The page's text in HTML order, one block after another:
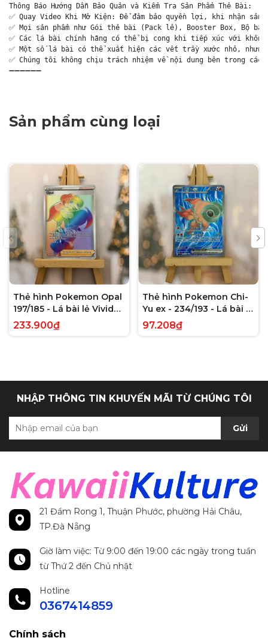
Thông Báo Hướng Dẫn Bảo Quản và Kiểm Tra Sản Phẩm Thẻ Bài:
✅ Quay Video Khi Mở Kiện: Để đảm bảo quyền lợi, khi nhận
✅ Mọi sản phẩm như Gói thẻ bài (Pack lẻ), Booster Box, Bộ
✅ Các lá bài chính hãng có thể bị cong khi tiếp xúc với
✅ Một số lá bài có thể xuất hiện các vết trầy xước nhỏ,
✅ Chúng tôi không chịu trách nhiệm về nội dung bên trong
➖➖➖➖➖➖
Sản phẩm cùng loại
Thẻ hình Pokemon Opal
197/185 - Lá bài lẻ Vivid
Voltage Hyper Rare tiếng
Anh chính hãng
233.900₫
Thẻ hình Pokemon Chi-
Yu ex - 234/193 - Lá bài lẻ
Paldea Evolved Full Art
Secret Rare tiếng Anh
97.208₫
NHẬP THÔNG TIN KHUYẾN MÃI TỪ CHÚNG TÔI
Gửi
21 Đầm Rong 1, Thuận Phước, phường Hải Châu,
TP.Đà Nẵng
Giờ làm việc: Từ 9:00 đến 19:00 các ngày trong tuần
từ Thứ 2 đến Chủ nhật
Hotline
0367414859
Chính sách